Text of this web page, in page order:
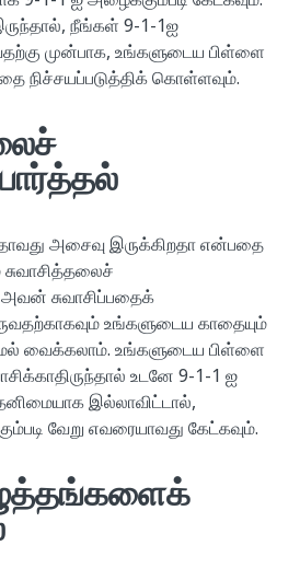
நீங்கள் 9-1-1ஐ
முன்பாக, உங்களுடைய பிள்ளை
நிச்சயப்படுத்திக் கொள்ளவும்.
அசைவு இருக்கிறதா என்பதை
அவன் சுவாசிப்பதைக்
உங்களுடைய காதையும்
வைக்கலாம். உங்களுடைய பிள்ளை
உடனே 9-1-1 ஐ
இல்லாவிட்டால்,
வேறு எவரையாவது கேட்கவும்.